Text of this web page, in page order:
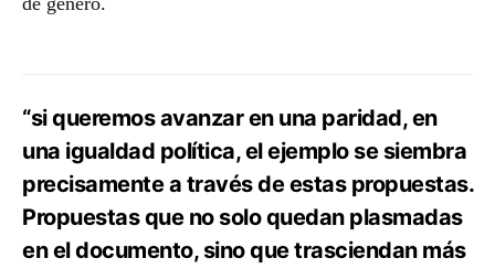
“si queremos avanzar en una paridad, en
una igualdad política, el ejemplo se siembra
precisamente a través de estas propuestas.
Propuestas que no solo quedan plasmadas
en el documento, sino que trasciendan más